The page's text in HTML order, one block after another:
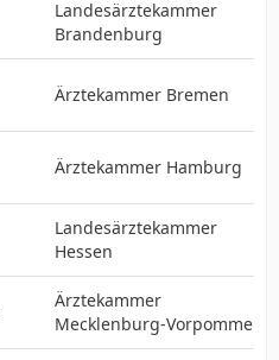
Landesärztekammer
Brandenburg
Ärztekammer Bremen
Ärztekammer Hamburg
Landesärztekammer
Hessen
Ärztekammer
Mecklenburg‑Vorpommern